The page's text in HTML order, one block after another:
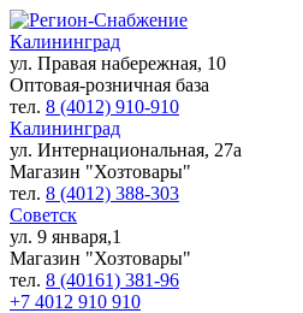
Калининград
ул. Правая набережная, 10
Оптовая-розничная база
тел. 8 (4012) 910-910
Калининград
ул. Интернациональная, 27а
Магазин "Хозтовары"
тел. 8 (4012) 388-303
Советск
ул. 9 января,1
Магазин "Хозтовары"
тел. 8 (40161) 381-96
+7 4012 910 910